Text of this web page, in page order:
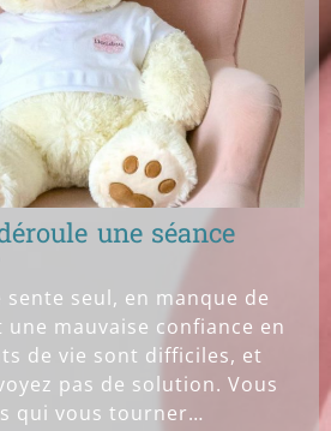
une séance
sente seul, en manque de
mauvaise confiance en
de vie sont difficiles, et
pas de solution. Vous
qui vous tourner…